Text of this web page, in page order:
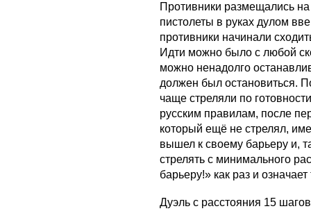
Противники размещались
пистолеты в руках дулом
противники начинали
Идти можно было с любой
можно ненадолго
должен был остановиться.
чаще стреляли по
русским правилам, после
который ещё не стрелял,
вышел к своему барьеру и,
стрелять с минимального
барьеру!» как раз и
Дуэль с расстояния 15